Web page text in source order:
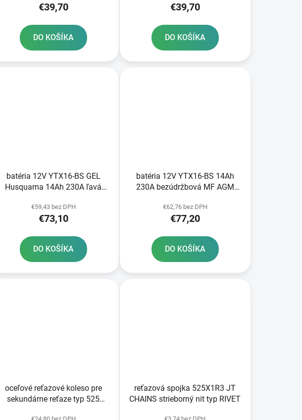
€39,70
DO KOŠÍKA
€39,70
DO KOŠÍKA
batéria 12V YTX16-BS GEL
Husquarna 14Ah 230A ľavá
150x87x161 FULBAT aktivovaná
vo výrobe
€59,43 bez DPH
€73,10
DO KOŠÍKA
batéria 12V YTX16-BS 14Ah
230A bezúdržbová MF AGM
balenia elektrolytu
€62,76 bez DPH
€77,20
DO KOŠÍKA
oceľové reťazové koleso pre
sekundárne reťaze typ 525
reťazová spojka 525X1R3 JT
CHAINS strieborný nit typ RIVET